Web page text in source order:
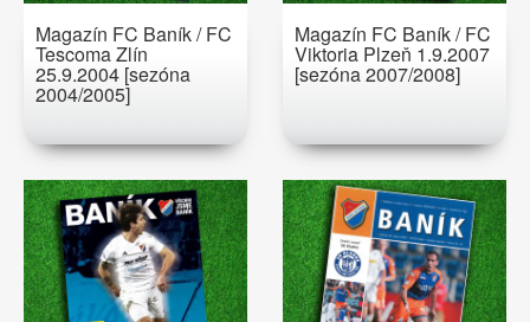
Magazín FC Baník / FC
Tescoma Zlín
25.9.2004 [sezóna
2004/2005]
Magazín FC Baník / FC
Viktoria Plzeň 1.9.2007
[sezóna 2007/2008]